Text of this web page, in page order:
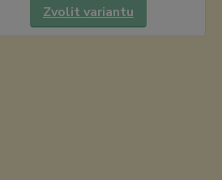
Zvolit variantu